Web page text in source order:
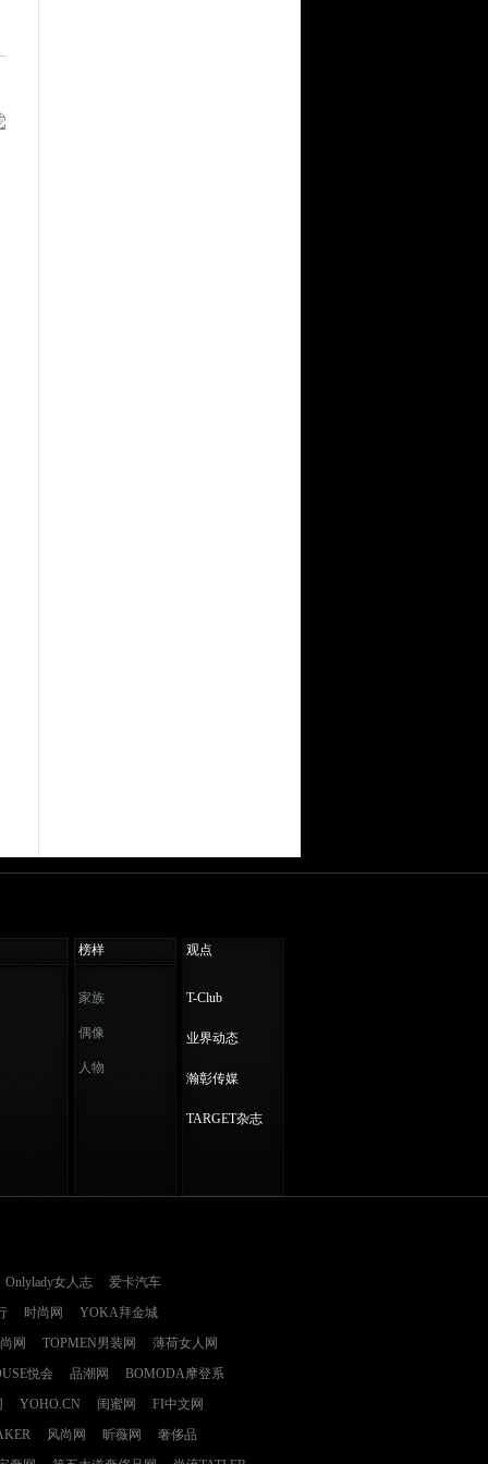
榜样 观点
家族
偶像
人物
T-Club
业界动态
瀚彰传媒
TARGET杂志
Onlylady女人志
爱卡汽车
时尚网
YOKA拜金城
网
TOPMEN男装网
薄荷女人网
悦会
品潮网
BOMODA摩登系
YOHO.CN 闺蜜网
FI中文网
风尚网 昕薇网
奢侈品